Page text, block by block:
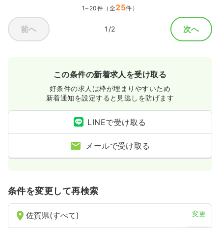
1~20件（全25件）
前へ 1/2 次へ
この条件の新着求人を受け取る
好条件の求人は枠が埋まりやすいため
新着通知を設定すると見逃しを防げます
LINEで受け取る
メールで受け取る
条件を変更して再検索
佐賀県(すべて) 変更